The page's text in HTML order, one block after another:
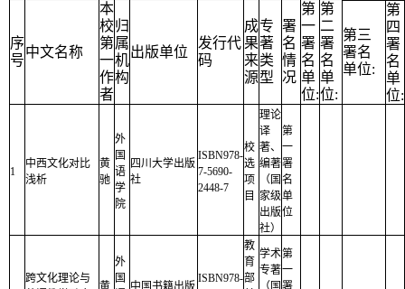
序
号
中文名称
本
校
第
一
作
者
归
属
机
构
出版单位
发行代
码
成
果
来
源
专
著
类
型
署
名
情
况
第
一
署
名
单
位:
第
二
署
名
单
位:
第三
署名
单位:
第
四
署
名
单
位:
1
中西文化对比
浅析
黄
驰
外
国
语
学
院
四川大学出版
社
ISBN978-
7-5690-
2448-7
校
选
项
目
理论
译
著、
编著
（国
家级
出版
社）
第
一
署
名
单
位
跨文化理论与
黄
外
国
中国书籍出版
ISBN978-
教
育
部
学术
专著
（国
第
一
署